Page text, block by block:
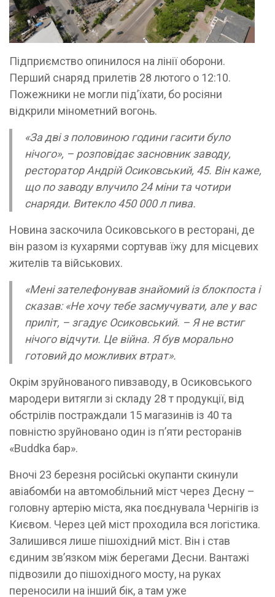
Підприємство опинилося на лінії оборони.
Перший снаряд прилетів 28 лютого о 12:10.
Пожежники не могли підʼїхати, бо росіяни
відкрили мінометний вогонь.
«За дві з половиною години гасити було
нічого», – розповідає засновник заводу,
ресторатор Андрій Осиковський, 45. Він каже,
що по заводу влучило 24 міни та чотири
снаряди. Витекло 450 000 л пива.
Новина заскочила Осиковського в ресторані, де
він разом із кухарями сортував їжу для місцевих
жителів та військових.
«Мені зателефонував знайомий із блокпоста і
сказав: «Не хочу тебе засмучувати, але у вас
приліт, – згадує Осиковський. – Я не встиг
нічого відчути. Це війна. Я був морально
готовий до можливих втрат».
Окрім зруйнованого пивзаводу, в Осиковського
мародери витягли зі складу 28 т продукції, від
обстрілів постраждали 15 магазинів із 40 та
повністю зруйновано один із пʼяти ресторанів
«Buddka бар».
Вночі 23 березня російські окупанти скинули
авіабомби на автомобільний міст через Десну –
головну артерію міста, яка поєднувала Чернігів із
Києвом. Через цей міст проходила вся логістика.
Залишився лише пішохідний міст. Він і став
єдиним звʼязком між берегами Десни. Вантажі
підвозили до пішохідного мосту, на руках
переносили на інший бік, а там уже